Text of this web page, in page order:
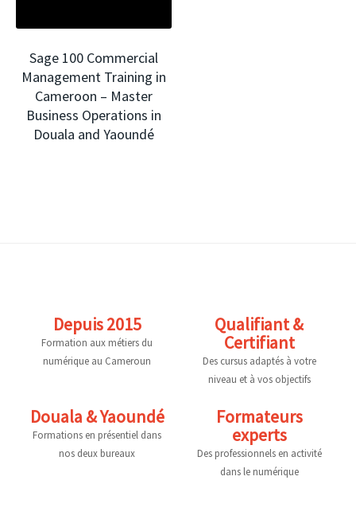
Blog
Write us
Sage 100 Commercial
Management Training in
Cameroon – Master
Business Operations in
Douala and Yaoundé
Depuis 2015
Formation aux métiers du
numérique au Cameroun
Qualifiant &
Certifiant
Des cursus adaptés à votre
niveau et à vos objectifs
Douala & Yaoundé
Formations en présentiel dans
nos deux bureaux
Formateurs
experts
Des professionnels en activité
dans le numérique